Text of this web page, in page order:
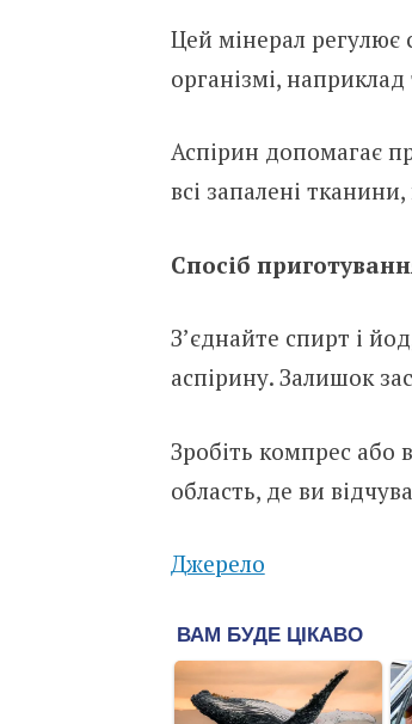
Цей мінерал регулює
організмі,
Аспірин допомагає
всі запалені
Спосіб
З’єднайте спирт і
аспірину. Залишок
Зробіть компрес або
область, де ви
Джерело